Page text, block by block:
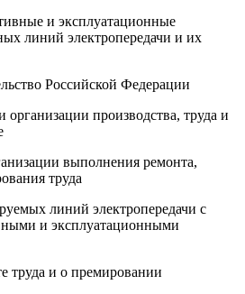
и эксплуатационные
линий электропередачи и их
Российской Федерации
производства, труда и
выполнения ремонта,
труда
линий электропередачи с
и эксплуатационными
труда и о премировании